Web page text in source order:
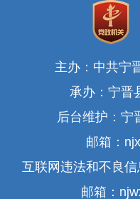
主办：中共宁
承办：宁晋
后台维护：宁
邮箱：
互联网违法和不良
邮箱：